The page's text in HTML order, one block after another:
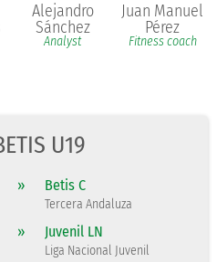
Alejandro
Sánchez
Analyst
Juan Manuel
Pérez
Fitness coach
U19
» Betis C
Tercera Andaluza
» Juvenil LN
Liga Nacional Juvenil